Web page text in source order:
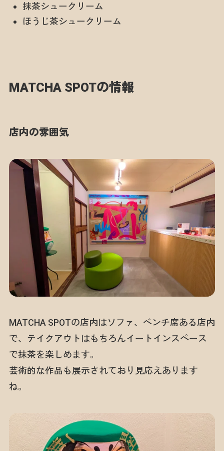
抹茶シュークリーム
ほうじ茶シュークリーム
MATCHA SPOTの情報
店内の雰囲気
MATCHA SPOTの店内はソファ、ベンチ席ある店内
で、テイクアウトはもちろんイートインスペース
で抹茶を楽しめます。
芸術的な作品も展示されており見応えあります
ね。